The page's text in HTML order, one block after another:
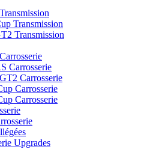
Transmission
Transmission
Carrosserie
Carrosserie
Carrosserie
Carrosserie
Upgrades